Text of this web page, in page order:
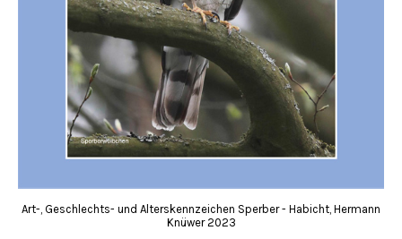
Art-, Geschlechts- und Alterskennzeichen Sperber - Habicht, Hermann
Knüwer 2023